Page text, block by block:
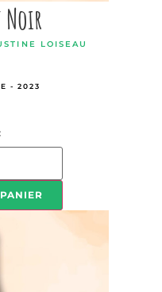
Noir
LOISEAU
- 2023